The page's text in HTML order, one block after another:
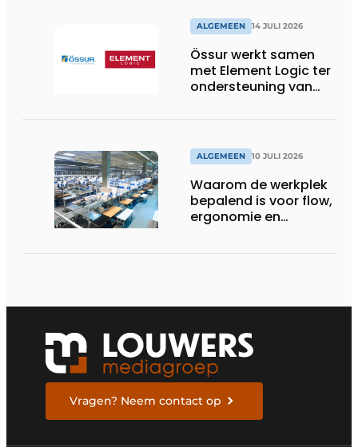
ALGEMEEN 14 JULI 2026
Össur werkt samen
met Element Logic ter
ondersteuning van
ALGEMEEN 10 JULI 2026
Waarom de werkplek
bepalend is voor flow,
ergonomie en
Vragen? Neem contact op